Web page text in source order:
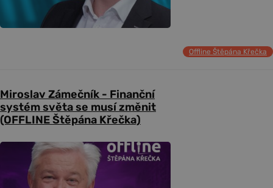
Offline Štěpána Křečka
Miroslav Zámečník - Finanční
systém světa se musí změnit
(OFFLINE Štěpána Křečka)